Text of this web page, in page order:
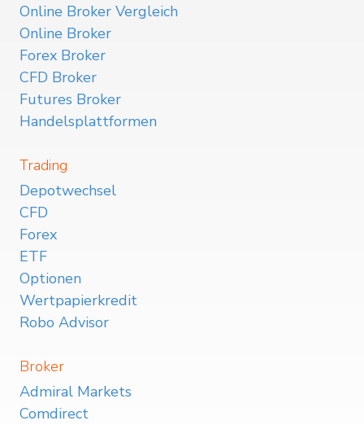
Online Broker Vergleich
Online Broker
Forex Broker
CFD Broker
Futures Broker
Handelsplattformen
Trading
Depotwechsel
CFD
Forex
ETF
Optionen
Wertpapierkredit
Robo Advisor
Broker
Admiral Markets
Comdirect